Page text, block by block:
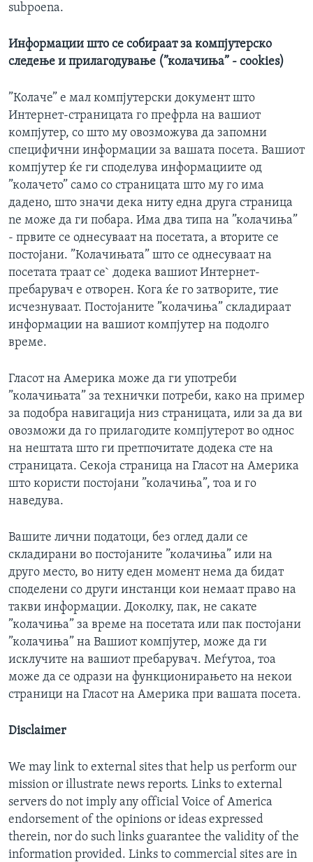
subpoena.
Информации што се собираат за компјутерско
следење и прилагодување (”колачиња” - cookies)
”Колаче” е мал компјутерски документ што
Интернет-страницата го префрла на вашиот
компјутер, со што му овозможува да запомни
специфични информации за вашата посета. Вашиот
компјутер ќе ги споделува информациите од
”колачето” само со страницата што му го има
дадено, што значи дека ниту една друга страница
ne може да ги побара. Има два типа на ”колачиња”
- првите се однесуваат на посетата, а вторите се
постојани. ”Колачињата” што се однесуваат на
посетата траат се` додека вашиот Интернет-
пребарувач е отворен. Кога ќе го затворите, тие
исчезнуваат. Постојаните ”колачиња” складираат
информации на вашиот компјутер на подолго
време.
Гласот на Америка може да ги употреби
”колачињата” за технички потреби, како на пример
за подобра навигација низ страницата, или за да ви
овозможи да го прилагодите компјутерот во однос
на нештата што ги претпочитате додека сте на
страницата. Секоја страница на Гласот на Америка
што користи постојани ”колачиња”, тоа и го
наведува.
Вашите лични податоци, без оглед дали се
складирани во постојаните ”колачиња” или на
друго место, во ниту еден момент нема да бидат
споделени со други инстанци кои немаат право на
такви информации. Доколку, пак, не сакате
”колачиња” за време на посетата или пак постојани
”колачиња” на Вашиот компјутер, може да ги
исклучите на вашиот пребарувач. Меѓутоа, тоа
може да се одрази на функционирањето на некои
страници на Гласот на Америка при вашата посета.
Disclaimer
We may link to external sites that help us perform our
mission or illustrate news reports. Links to external
servers do not imply any official Voice of America
endorsement of the opinions or ideas expressed
therein, nor do such links guarantee the validity of the
information provided. Links to commercial sites are in